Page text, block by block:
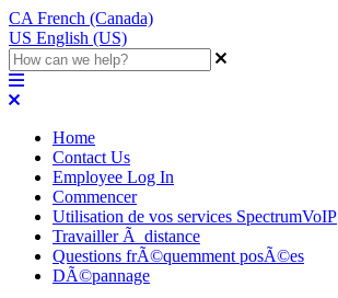
CA French (Canada)
US English (US)
Home
Contact Us
Employee Log In
Commencer
Utilisation de vos services SpectrumVoIP
Travailler Ã distance
Questions frÃ©quemment posÃ©es
DÃ©pannage